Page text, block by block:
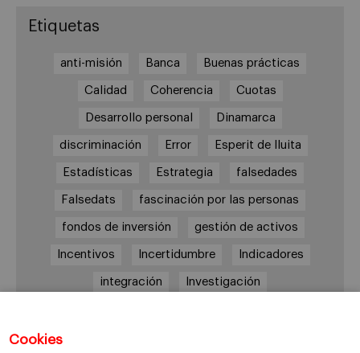
Cookies
Etiquetas
anti-misión Banca Buenas prácticas
Calidad Coherencia Cuotas
Desarrollo personal Dinamarca
discriminación Error Esperit de lluita
Estadísticas Estrategia falsedades
Falsedats fascinación por las personas
fondos de inversión gestión de activos
Incentivos Incertidumbre Indicadores
integración Investigación